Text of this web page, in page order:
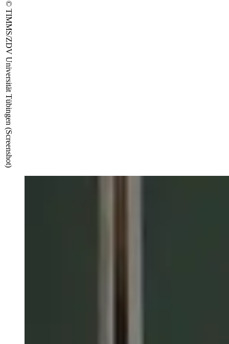
© TIMMS/ZDV Universität Tübingen (Screenshot)